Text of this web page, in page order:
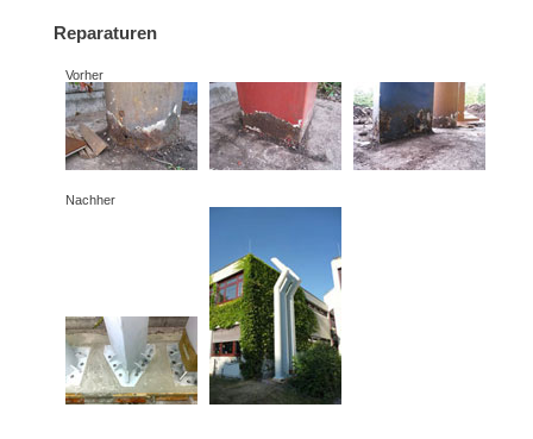
Reparaturen
Vorher
Nachher